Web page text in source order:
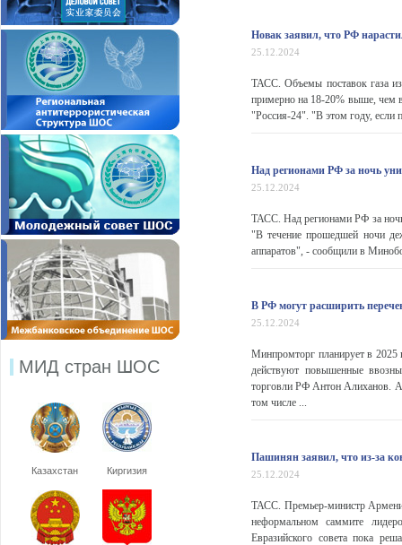
МИД стран ШОС
Казахстан Киргизия
Новак заявил, что РФ
25.12.2024
ТАСС. Объемы поставок газа
примерно на 18-20% выше, чем
"Россия-24". "В этом году, если
Над регионами РФ за ночь
25.12.2024
ТАСС. Над регионами РФ за
"В течение прошедшей ночи
аппаратов", - сообщили в
В РФ могут расширить
25.12.2024
Минпромторг планирует в 2025
действуют повышенные
торговли РФ Антон Алиханов.
том числе ...
Пашинян заявил, что из-за
25.12.2024
ТАСС. Премьер-министр
неформальном саммите
Евразийского совета пока